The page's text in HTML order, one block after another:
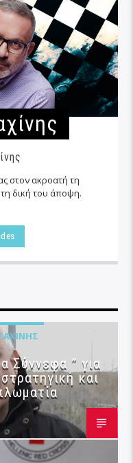
στον ακροατή τη
δική του άποψη.
Σύννεφα ” για
και